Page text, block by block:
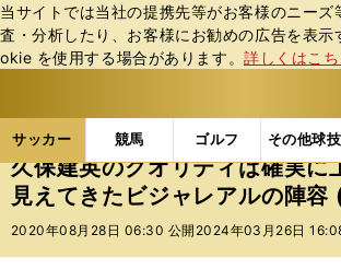
当サイトでは当社の提携先等がお客様のニーズ
査・分析したり、お客様にお勧めの広告を表⽰
okie を使⽤する場合があります。詳しくはこち
サッカー 競馬 ゴルフ その他球技
ス
ポ
ル
サッカーの記事一覧 海外サッカー
久保建英のクオリティは確実に
見えてきたビジャレアルの陣容
2020年08月28日 06:30 公開 2024年03月26日